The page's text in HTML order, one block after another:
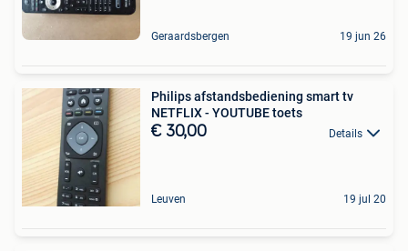
Geraardsbergen 19 jun 26
Philips afstandsbediening smart tv
NETFLIX - YOUTUBE toets
€ 30,00 Details
Leuven 19 jul 20